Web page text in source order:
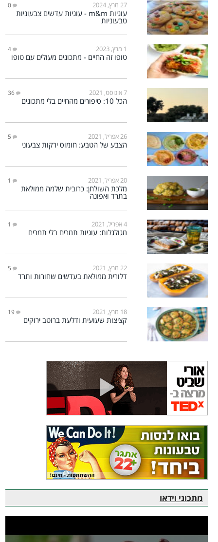
27 מרץ, 2024 0
עוגיות m&m - עוגיות עדשים צבעוניות
טבעוניות
1 מרץ, 2023 4
טופו זה החיים - מתכונים מעולים עם טופו
7 אוגוסט, 2021 36
הכל 10: סיפורים מהחיים בלי מתכונים
26 אפריל, 2021 5
הצבע של הטבע: חומוס ירקות צבעוני
20 אפריל, 2021 1
מלכת השולחן: כרובית שלמה ממולאת
בתרד ואפונה
4 אפריל, 2021 1
מגולגלות: עוגיות תמרים בלי תמרים
22 מרץ, 2021 5
דלורית ממולאת בעדשים שחורות ותרד
18 מרץ, 2021 19
קציצות שעועית ודלעת ברוטב ירוקים
מתכוני וידאו